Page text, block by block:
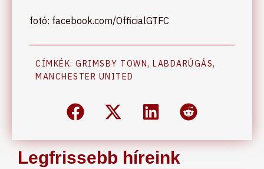
Legfrissebb híreink
fotó: facebook.com/OfficialGTFC
CÍMKÉK: GRIMSBY TOWN, LABDARÚGÁS,
MANCHESTER UNITED